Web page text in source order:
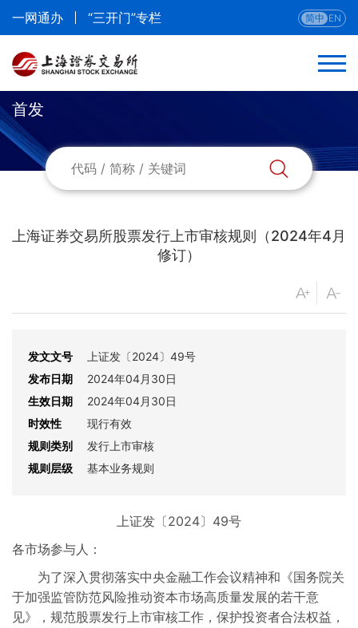
一网通办 “三开门”专栏 简中 EN
返回
首发
首发
上海证券交易所股票发行上市审核规则（2024年4月
修订）
发文文号
上证发〔2024〕49号
发布日期
2024年04月30日
生效日期
2024年04月30日
时效性
现行有效
规则类别
发行上市审核
规则层级
基本业务规则
上证发〔2024〕49号
各市场参与人：
为了深入贯彻落实中央金融工作会议精神和《国务院关
于加强监管防范风险推动资本市场高质量发展的若干意
见》，规范股票发行上市审核工作，保护投资者合法权益，